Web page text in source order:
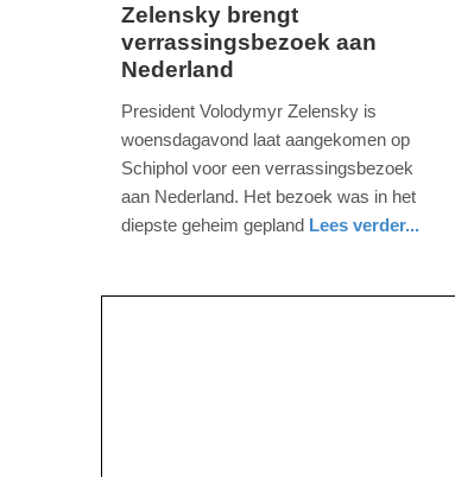
donderdag,
4.
10:18
Update:
04-
Zelensky brengt
verrassingsbezoek aan
Nederland
President Volodymyr Zelensky is
woensdagavond laat aangekomen op
Schiphol voor een verrassingsbezoek
aan Nederland. Het bezoek was in het
diepste geheim gepland Lees verder...